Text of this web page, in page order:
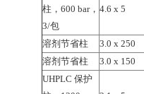
柱，600 bar，
3/包
4.6 x 5
溶剂节省柱
3.0 x 250
溶剂节省柱
3.0 x 150
UHPLC 保护